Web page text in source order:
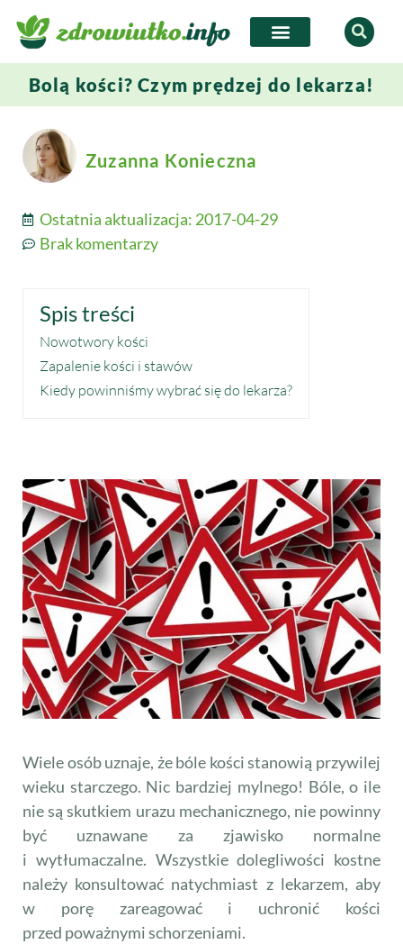
Bolą kości? Czym prędzej do lekarza!
Zuzanna Konieczna
Ostatnia aktualizacja: 2017-04-29
Brak komentarzy
Spis treści
Nowotwory kości
Zapalenie kości i stawów
Kiedy powinniśmy wybrać się do lekarza?
Wiele osób uznaje, że bóle kości stanowią przywilej
wieku starczego. Nic bardziej mylnego! Bóle, o ile
nie są skutkiem urazu mechanicznego, nie powinny
być uznawane za zjawisko normalne
i wytłumaczalne. Wszystkie dolegliwości kostne
należy konsultować natychmiast z lekarzem, aby
w porę zareagować i uchronić kości
przed poważnymi schorzeniami.